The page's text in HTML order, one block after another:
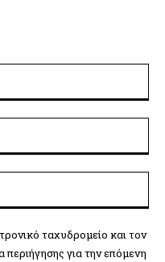
ταχυδρομείο και τον
για την επόμενη